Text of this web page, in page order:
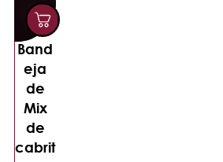
Band
eja
de
Mix
de
cabrit